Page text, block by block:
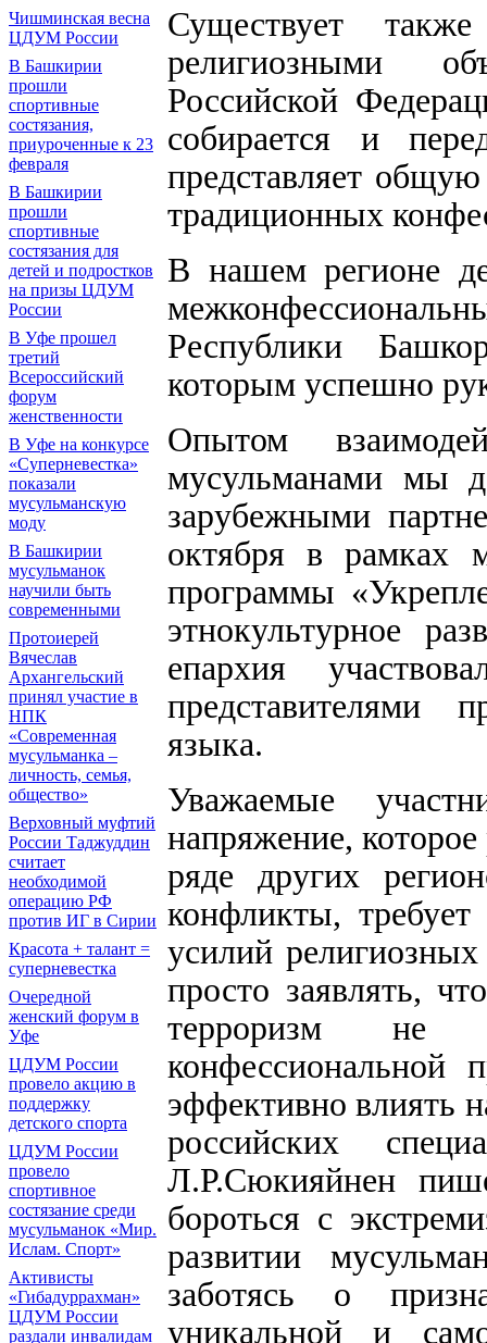
Чишминская весна
ЦДУМ России
В Башкирии
прошли
спортивные
состязания,
приуроченные к 23
февраля
В Башкирии
прошли
спортивные
состязания для
детей и подростков
на призы ЦДУМ
России
В Уфе прошел
третий
Всероссийский
форум
женственности
В Уфе на конкурсе
«Суперневестка»
показали
мусульманскую
моду
В Башкирии
мусульманок
научили быть
современными
Протоиерей
Вячеслав
Архангельский
принял участие в
НПК
«Современная
мусульманка –
личность, семья,
общество»
Верховный муфтий
России Таджуддин
считает
необходимой
операцию РФ
против ИГ в Сирии
Красота + талант =
суперневестка
Очередной
женский форум в
Уфе
ЦДУМ России
провело акцию в
поддержку
детского спорта
ЦДУМ России
провело
спортивное
состязание среди
мусульманок «Мир.
Ислам. Спорт»
Активисты
«Гибадуррахман»
ЦДУМ России
раздали инвалидам
Существует
религиозными
Российской
собирается и
представляет
традиционных
В нашем регионе
Республики
которым успешно
Опытом
мусульманами мы
зарубежными
октября в рамках
программы
этнокультурное
епархия
представителями
языка.
Уважаемые
напряжение,
ряде других
конфликты,
усилий
просто заявлять,
терроризм не
конфессиональной
эффективно влиять
российских
Л.Р.Сюкияйнен
бороться с
развитии
заботясь о
уникальной и